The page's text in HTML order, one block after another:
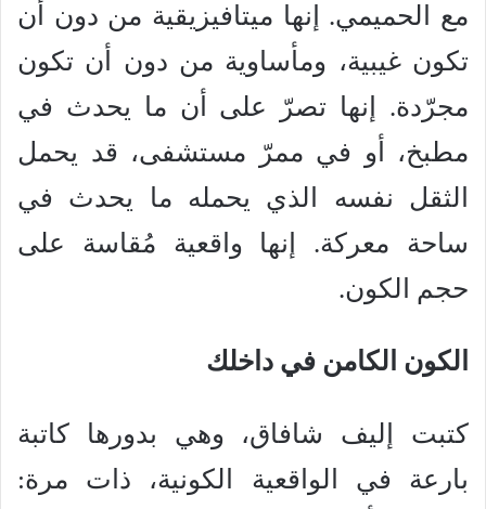
مع الحميمي. إنها ميتافيزيقية من دون أن
تكون غيبية، ومأساوية من دون أن تكون
مجرّدة. إنها تصرّ على أن ما يحدث في
مطبخ، أو في ممرّ مستشفى، قد يحمل
الثقل نفسه الذي يحمله ما يحدث في
ساحة معركة. إنها واقعية مُقاسة على
حجم الكون.
الكون الكامن في داخلك
كتبت إليف شافاق، وهي بدورها كاتبة
بارعة في الواقعية الكونية، ذات مرة: